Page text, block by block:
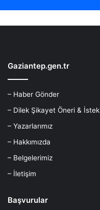
Gaziantep.gen.tr
– Haber Gönder
– Dilek Şikayet Öneri & İstek
– Yazarlarımız
– Hakkımızda
– Belgelerimiz
– İletişim
Başvurular